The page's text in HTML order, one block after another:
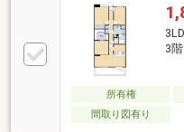
も荷物を受け取れ
可▼2026年1月室
トイレ、洗面台、
ス、床【その他】
ブンイレブン我孫
ご希望の住まい探
━━━━━・・・物
3
所有権
間取り図有り